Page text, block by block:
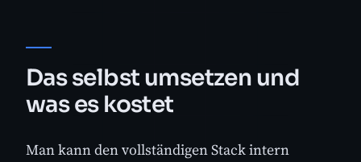
Das selbst umsetzen und
was es kostet
Man kann den vollständigen Stack intern